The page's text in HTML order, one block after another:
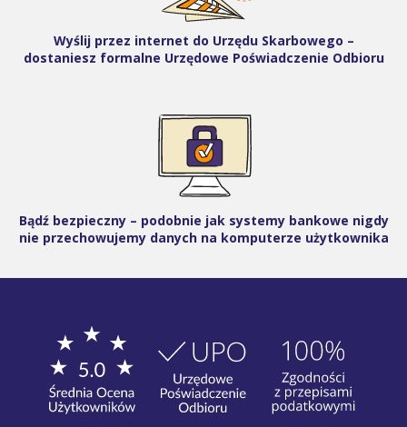
Wyślij przez internet do Urzędu Skarbowego –
dostaniesz formalne Urzędowe Poświadczenie Odbioru
Bądź bezpieczny – podobnie jak systemy bankowe nigdy
nie przechowujemy danych na komputerze użytkownika